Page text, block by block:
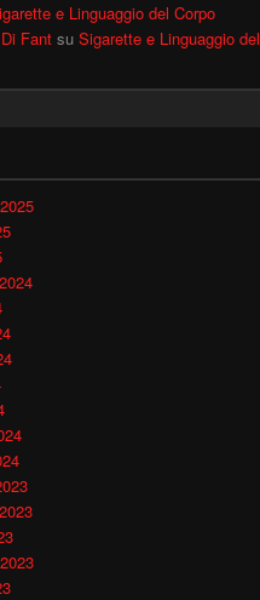
e Linguaggio del Corpo
Fant su Sigarette e Linguaggio del